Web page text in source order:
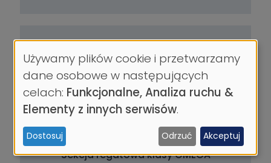
Morska Sekcja Regatowa Twins
Sekcja regatowa klasy OMEGA
Wykorzystanie
danych
osobowych
i
ciasteczek
Używamy plików cookie i przetwarzamy
dane osobowe w następujących
celach: Funkcjonalne, Analiza ruchu &
Elementy z innych serwisów.
Dostosuj Odrzuć Akceptuj